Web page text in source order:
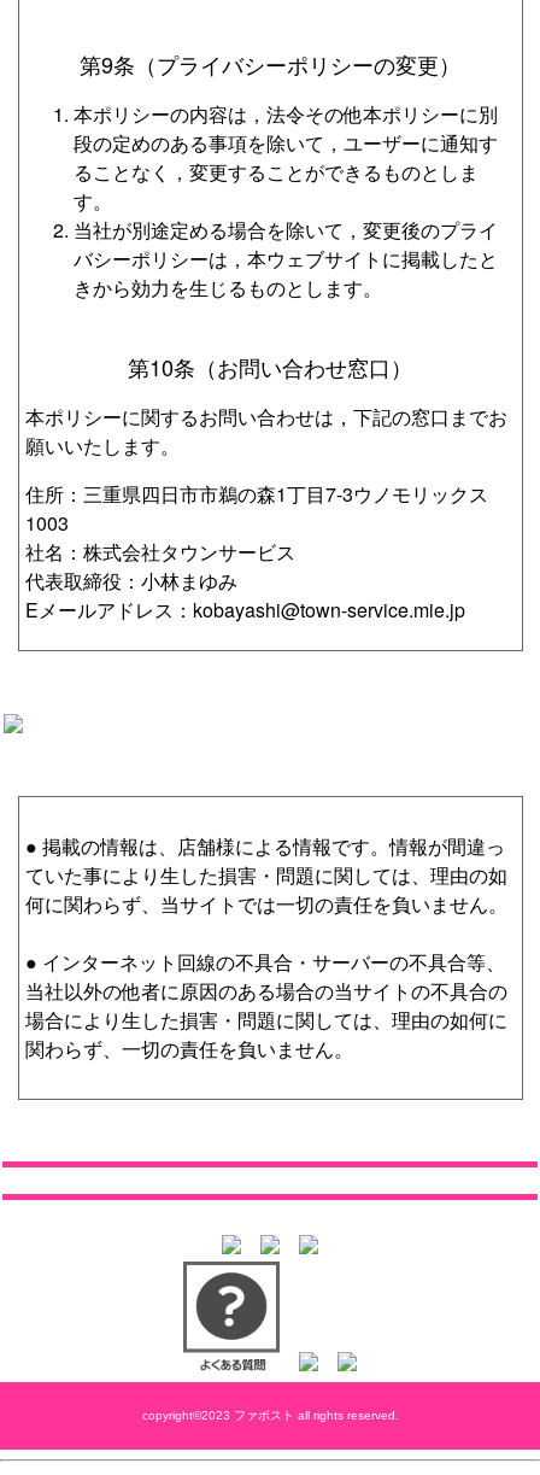
第9条（プライバシーポリシーの変更）
本ポリシーの内容は，法令その他本ポリシーに別
段の定めのある事項を除いて，ユーザーに通知す
ることなく，変更することができるものとしま
す。
当社が別途定める場合を除いて，変更後のプライ
バシーポリシーは，本ウェブサイトに掲載したと
きから効力を生じるものとします。
第10条（お問い合わせ窓口）
本ポリシーに関するお問い合わせは，下記の窓口までお
願いいたします。
住所：三重県四日市市鵜の森1丁目7-3ウノモリックス
1003
社名：株式会社タウンサービス
代表取締役：小林まゆみ
Eメールアドレス：kobayashi@town-service.mie.jp
● 掲載の情報は、店舗様による情報です。情報が間違っ
ていた事により生した損害・問題に関しては、理由の如
何に関わらず、当サイトでは一切の責任を負いません。
● インターネット回線の不具合・サーバーの不具合等、
当社以外の他者に原因のある場合の当サイトの不具合の
場合により生した損害・問題に関しては、理由の如何に
関わらず、一切の責任を負いません。
copyright©2023 ファボスト all rights reserved.